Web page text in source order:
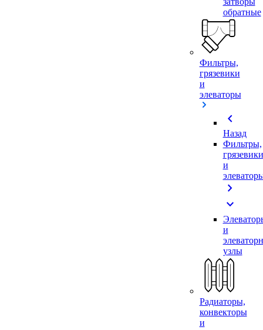
обратные
Фильтры,
грязевики
и
элеваторы
chevron_left
Назад
Фильтры,
грязевики
и
chevron_right
expand_more
и
узлы
Радиаторы,
конвекторы
и